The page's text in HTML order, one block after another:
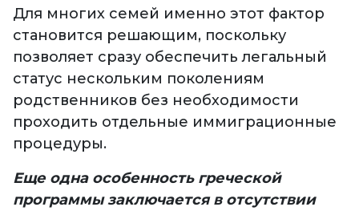
Для многих семей именно этот фактор
становится решающим, поскольку
позволяет сразу обеспечить легальный
статус нескольким поколениям
родственников без необходимости
проходить отдельные иммиграционные
процедуры.
Еще одна особенность греческой
программы заключается в отсутствии